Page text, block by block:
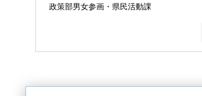
政策部男女参画・県民活動課